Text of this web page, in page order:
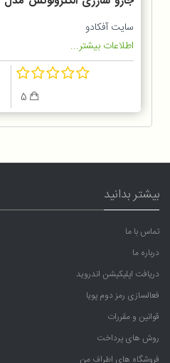
1OGG
سایت آفکادو
اطلاعات بیشتر...
بیشتر بدانید
تماس با ما
درباره ما
دریافت اپلیکیشن اندروید
فعالسازی رمز دوم پویا
قوانین و مقررات
روش های پرداخت
فروشگاه های اطراف من